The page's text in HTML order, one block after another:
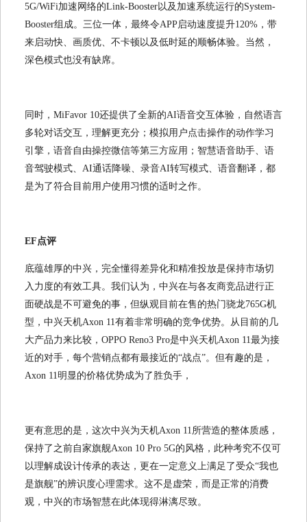
5G/WiFi加速网络的Link-Booster以及加速系统运行的System-
Booster组成。三位一体，最终令APP启动速度提升120%，带
来启动快、画质优、不卡顿以及低时延的顺畅体验。当然，
深色模式也没有缺席。
同时，MiFavor 10还提供了全新的AI语音交互体验，自然语言
多轮对话交互，理解更充分；模拟用户点击操作的动作学习
引擎，语音自由操控微信等第三方应用；智慧语音助手、语
音驾驶模式、AI通话降噪、录音AI转写模式、语音翻译，都
是为了符合目前用户使用习惯的适时之作。
EF点评
底蕴雄厚的中兴，完全懂得差异化和精准投放是保持市场切
入力度的有效工具。我们认为，中兴在与各友商竞品进行正
面硬战是不可避免的事，但纵观目前在售的热门骁龙765G机
型，中兴天机Axon 11有着非常明确的竞争优势。从目前的几
大产品力来比较，OPPO Reno3 Pro是中兴天机Axon 11最为接
近的对手，每个营销点都有最接近的“战点”。但有趣的是，
Axon 11明显的价格优势成为了胜负手，
更有意思的是，这次中兴为天机Axon 11所营造的整体质感，
保持了之前自家旗舰Axon 10 Pro 5G的风格，此种考究不仅可
以理解成设计传承的表达，更在一定意义上满足了受众“我也
是旗舰”的辨识度心理需求。这不是虚荣，而是正常的消费
观，中兴的市场智慧在此体现得淋漓尽致。